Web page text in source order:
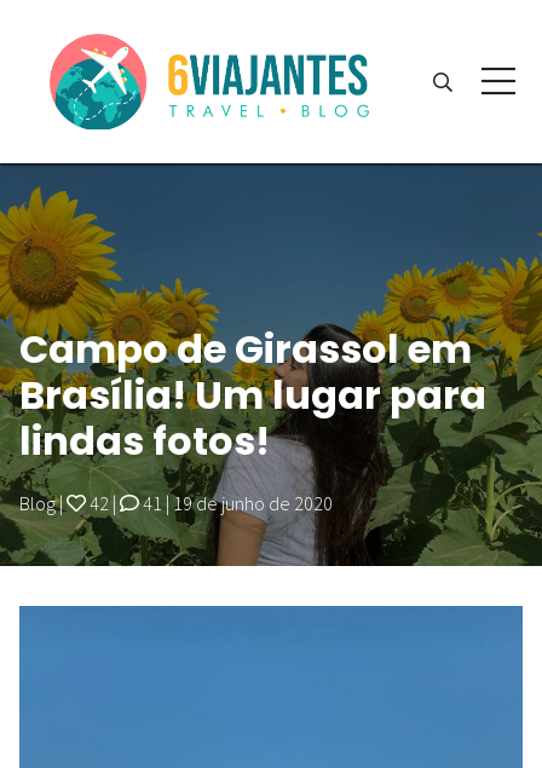
Campo de Girassol em
Brasília! Um lugar para
lindas fotos!
Blog| 42 | 41 | 19 de junho de 2020